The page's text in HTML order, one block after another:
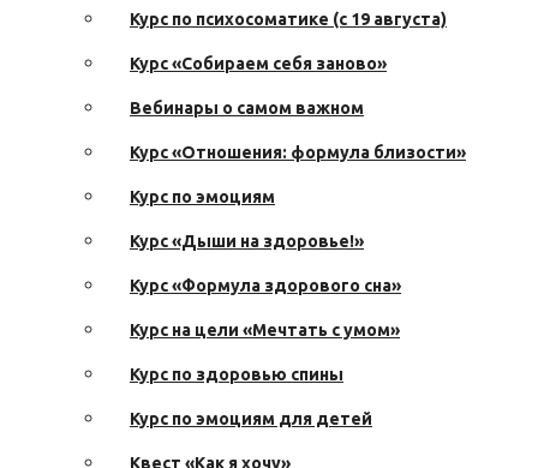
Курс по психосоматике (с 19 августа)
Курс «Собираем себя заново»
Вебинары о самом важном
Курс «Отношения: формула близости»
Курс по эмоциям
Курс «Дыши на здоровье!»
Курс «Формула здорового сна»
Курс на цели «Мечтать с умом»
Курс по здоровью спины
Курс по эмоциям для детей
Квест «Как я хочу»